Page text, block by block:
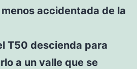
accidentada de la
T50 descienda para
a un valle que se